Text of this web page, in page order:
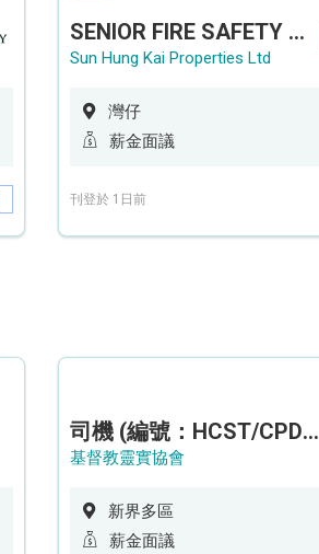
SENIOR FIRE SAFETY OFFICER / FIRE SAFETY OFFICER
Sun Hung Kai Properties Ltd
灣仔
薪金面議
刊登於 1日前
司機 (編號：HCST/CPD/CTE)
基督教靈實協會
新界多區
薪金面議